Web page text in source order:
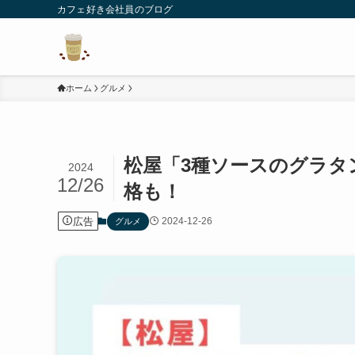
カフェ好き会社員のブログ
ホーム グルメ
松屋「3種ソースのグラ
格も！
2024
12/26
広告 グルメ 2024-12-26